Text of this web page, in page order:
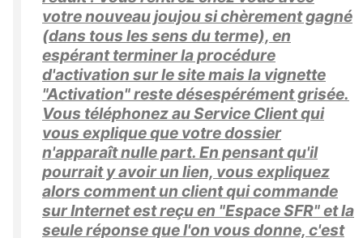
votre nouveau joujou si chèrement gagné
(dans tous les sens du terme), en
espérant terminer la procédure
d'activation sur le site mais la vignette
"Activation" reste désespérément grisée.
Vous téléphonez au Service Client qui
vous explique que votre dossier
n'apparaît nulle part. En pensant qu'il
pourrait y avoir un lien, vous expliquez
alors comment un client qui commande
sur Internet est reçu en "Espace SFR" et la
seule réponse que l'on vous donne, c'est